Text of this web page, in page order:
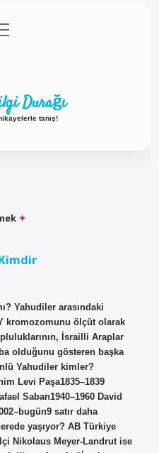
Durağı
tanış!
Yahudiler arasındaki
kromozomunu ölçüt olarak
İsrailli Araplar
olduğunu gösteren başka
Yahudiler kimler?
Levi Paşa1835–1839
Saban1940–1960 David
satır daha
yaşıyor? AB Türkiye
Nikolaus Meyer-Landrut ise